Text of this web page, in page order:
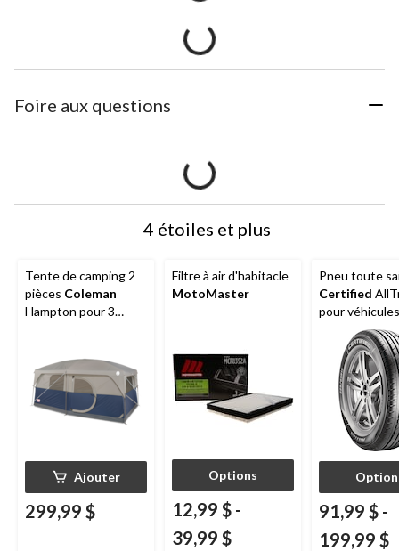
Foire aux questions
4 étoiles et plus
Tente de camping 2
pièces Coleman
Hampton pour 3
de pluie et sac de
transport
Ajouter
299,99 $
Filtre à air d'habitacle
MotoMaster
Options
12,99 $ -
39,99 $
Pneu toute
Certified
pour
tourisme et
91,99 $ -
199,99 $